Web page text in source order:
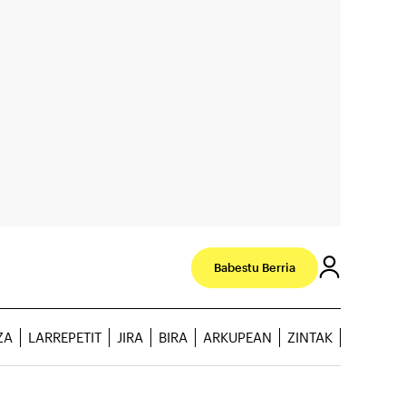
Babestu Berria
LARREPETIT JIRA BIRA ARKUPEAN ZINTAK